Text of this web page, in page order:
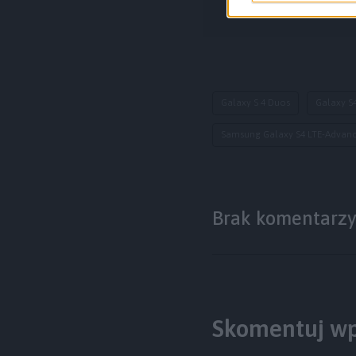
Brak komentarzy
Skomentuj